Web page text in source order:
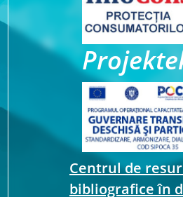
Centrul de
bibliografice în